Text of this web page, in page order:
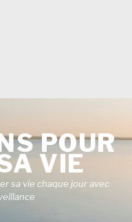
POUR
VIE
sa vie chaque jour avec